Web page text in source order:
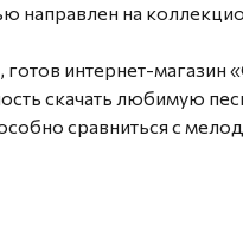
направлен на
интернет-магазин
скачать любимую
сравниться с